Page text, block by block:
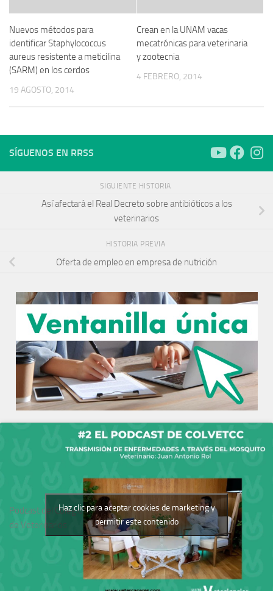
Nuevos métodos para
identificar Staphylococcus
aureus resistente a meticilina
(SARM) en los cerdos
19 AGOSTO, 2014
Crean en la UNAM vacas
mecatrónicas para veterinaria
y zootecnia
4 FEBRERO, 2014
SÍGUENOS EN RRSS
SIGUIENTE HISTORIA
Así afectará el Real Decreto sobre antibióticos a los
veterinarios
HISTORIA PREVIA
Oferta de empleo en empresa de nutrición
Podcast del Colegio
de Veterinarios
Haz clic para aceptar cookies de marketing y
permitir este contenido